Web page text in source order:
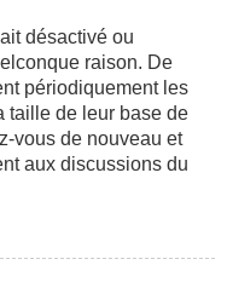
désactivé ou
raison. De
périodiquement les
taille de leur base de
vous de nouveau et
aux discussions du